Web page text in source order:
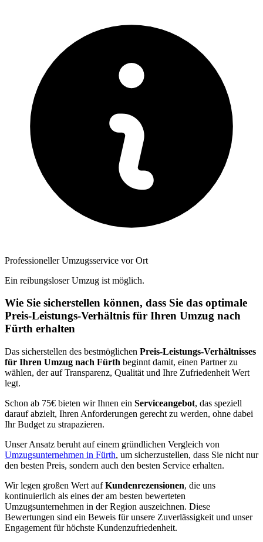
Professioneller Umzugsservice vor Ort
Ein reibungsloser Umzug ist möglich.
Wie Sie sicherstellen können, dass Sie das optimale
Preis-Leistungs-Verhältnis für Ihren Umzug nach
Fürth erhalten
Das sicherstellen des bestmöglichen Preis-Leistungs-Verhältnisses
für Ihren Umzug nach Fürth beginnt damit, einen Partner zu
wählen, der auf Transparenz, Qualität und Ihre Zufriedenheit Wert
legt.
Schon ab 75€ bieten wir Ihnen ein Serviceangebot, das speziell
darauf abzielt, Ihren Anforderungen gerecht zu werden, ohne dabei
Ihr Budget zu strapazieren.
Unser Ansatz beruht auf einem gründlichen Vergleich von
Umzugsunternehmen in Fürth, um sicherzustellen, dass Sie nicht nur
den besten Preis, sondern auch den besten Service erhalten.
Wir legen großen Wert aufKundenrezensionen, die uns
kontinuierlich als eines der am besten bewerteten
Umzugsunternehmen in der Region auszeichnen. Diese
Bewertungen sind ein Beweis für unsere Zuverlässigkeit und unser
Engagement für höchste Kundenzufriedenheit.